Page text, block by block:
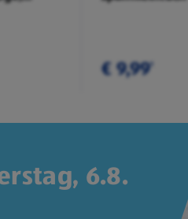
€ 9,99¹
6.8.